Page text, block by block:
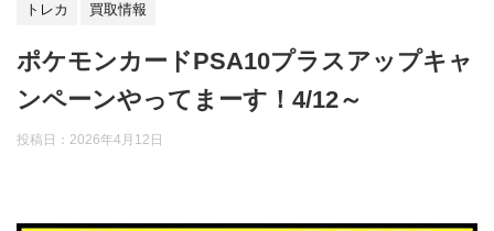
トレカ 買取情報
ポケモンカードPSA10プラスアップキャ
ンペーンやってまーす！4/12～
投稿日： 2026年4月12日